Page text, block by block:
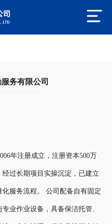
务有限公司
年注册成立，注册资本500万
过长期项目实操沉淀，已建立
服务流程。 公司配备自有固定
业作业设备，具备保洁托管、